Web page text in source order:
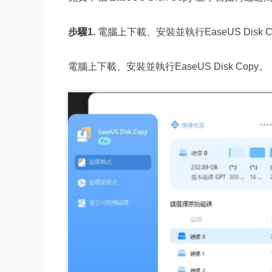
步驟1. 電腦上下載、安裝並執行EaseUS Disk
電腦上下載、安裝並執行EaseUS Disk Copy。